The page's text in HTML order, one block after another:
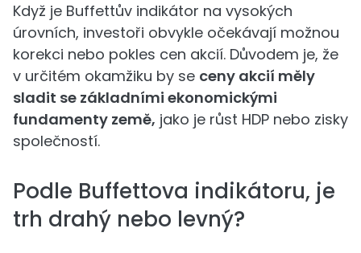
Když je Buffettův indikátor na vysokých
úrovních, investoři obvykle očekávají možnou
korekci nebo pokles cen akcií. Důvodem je, že
v určitém okamžiku by se ceny akcií měly
sladit se základními ekonomickými
fundamenty země, jako je růst HDP nebo zisky
společností.
Podle Buffettova indikátoru, je
trh drahý nebo levný?